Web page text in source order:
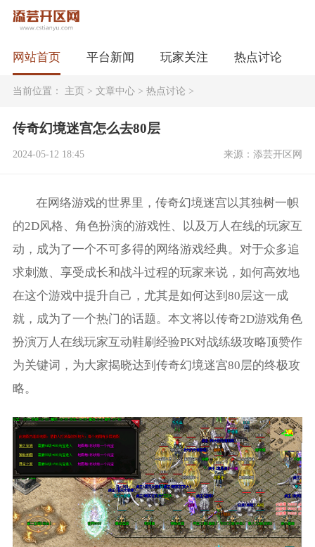
网站首页 平台新闻 玩家关注 热点讨论
当前位置： 主页> 文章中心> 热点讨论 >
传奇幻境迷宫怎么去80层
2024-05-12 18:45 来源：添芸开区网
在网络游戏的世界里，传奇幻境迷宫以其独树一帜
的2D风格、角色扮演的游戏性、以及万人在线的玩家互
动，成为了一个不可多得的网络游戏经典。对于众多追
求刺激、享受成长和战斗过程的玩家来说，如何高效地
在这个游戏中提升自己，尤其是如何达到80层这一成
就，成为了一个热门的话题。本文将以传奇2D游戏角色
扮演万人在线玩家互动鞋刷经验PK对战练级攻略顶赞作
为关键词，为大家揭晓达到传奇幻境迷宫80层的终极攻
略。